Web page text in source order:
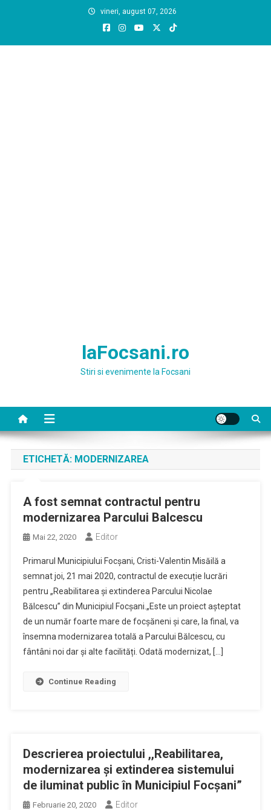
vineri, august 07, 2026
laFocsani.ro
Stiri si evenimente la Focsani
ETICHETĂ: MODERNIZAREA
A fost semnat contractul pentru
modernizarea Parcului Balcescu
Mai 22, 2020 Editor
Primarul Municipiului Focșani, Cristi-Valentin Misăilă a
semnat joi, 21 mai 2020, contractul de execuție lucrări
pentru „Reabilitarea și extinderea Parcului Nicolae
Bălcescu” din Municipiul Focșani.„Este un proiect așteptat
de un număr foarte mare de focșăneni și care, la final, va
însemna modernizarea totală a Parcului Bălcescu, cu
fântâni noi dar și alte facilități. Odată modernizat, […]
Continue Reading
Descrierea proiectului ,,Reabilitarea,
modernizarea și extinderea sistemului
de iluminat public în Municipiul Focșani”
Februarie 20, 2020 Editor